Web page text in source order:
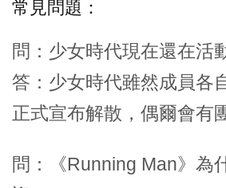
常見問題：
問：少女時代現在還在活
答：少女時代雖然成員各
正式宣布解散，偶爾會有
問：《Running Man》為